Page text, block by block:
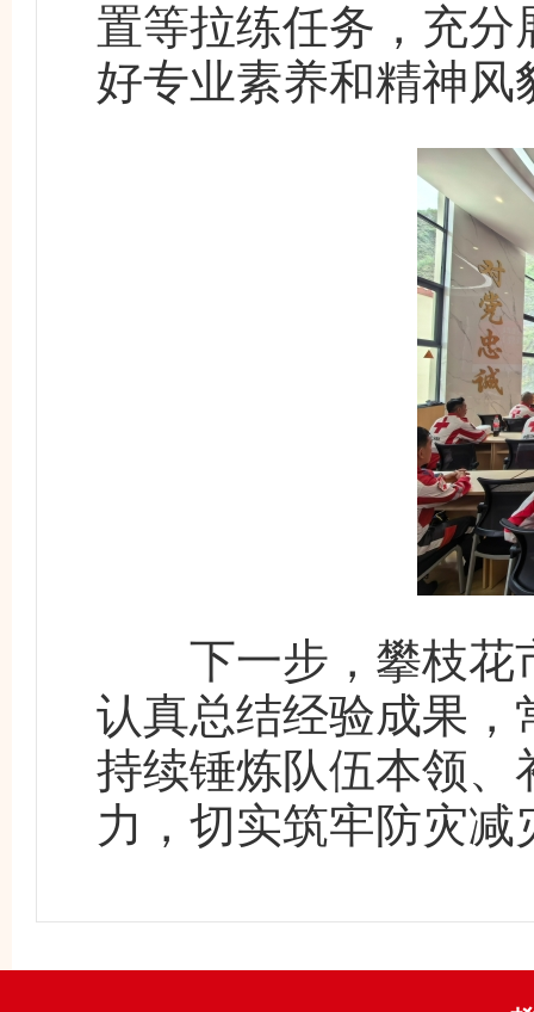
置等拉练任务，充
好专业素养和精神
下一步，攀枝花
认真总结经验成果
持续锤炼队伍本领
力，切实筑牢防灾